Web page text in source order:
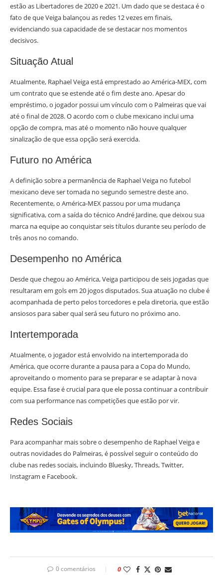
estão as Libertadores de 2020 e 2021. Um dado que se destaca é o
fato de que Veiga balançou as redes 12 vezes em finais,
evidenciando sua capacidade de se destacar nos momentos
decisivos.
Situação Atual
Atualmente, Raphael Veiga está emprestado ao América-MEX, com
um contrato que se estende até o fim deste ano. Apesar do
empréstimo, o jogador possui um vínculo com o Palmeiras que vai
até o final de 2028. O acordo com o clube mexicano inclui uma
opção de compra, mas até o momento não houve qualquer
sinalização de que essa opção será exercida.
Futuro no América
A definição sobre a permanência de Raphael Veiga no futebol
mexicano deve ser tomada no segundo semestre deste ano.
Recentemente, o América-MEX passou por uma mudança
significativa, com a saída do técnico André Jardine, que deixou sua
marca na equipe ao conquistar seis títulos durante seu período de
três anos no comando.
Desempenho no América
Desde que chegou ao América, Veiga participou de seis jogadas que
resultaram em gols em 20 jogos disputados. Sua atuação no clube é
acompanhada de perto pelos torcedores e pela diretoria, que estão
ansiosos para saber qual será seu futuro no próximo ano.
Intertemporada
Atualmente, o jogador está envolvido na intertemporada do
América, que ocorre durante a pausa para a Copa do Mundo,
aproveitando o momento para se preparar e se adaptar à nova
equipe. Essa fase é crucial para que ele possa continuar a contribuir
com sua performance nas competições que estão por vir.
Redes Sociais
Para acompanhar mais sobre o desempenho de Raphael Veiga e
outras novidades do Palmeiras, é possível seguir o conteúdo do
clube nas redes sociais, incluindo Bluesky, Threads, Twitter,
Instagram e Facebook.
0 comentários 0